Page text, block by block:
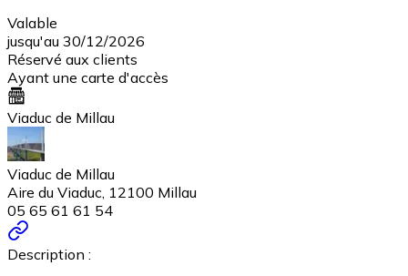
Valable
jusqu'au 30/12/2026
Réservé aux clients
Ayant une carte d'accès
Viaduc de Millau
Viaduc de Millau
Aire du Viaduc, 12100 Millau
05 65 61 61 54
Description :